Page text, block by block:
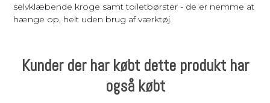
selvklæbende kroge samt toiletbørster - de er nemme at
hænge op, helt uden brug af værktøj.
Kunder der har købt dette produkt har
også købt